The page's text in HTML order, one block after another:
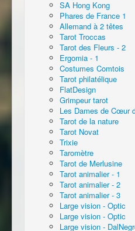
SA Hong Kong
Phares de France 1
Allemand à 2 têtes
Tarot Troccas
Tarot des Fleurs - 2
Ergomia - 1
Costumes Comtois
Tarot philatélique
FlatDesign
Grimpeur tarot
Les Dames de Cœur
Tarot de la nature
Tarot Novat
Trixie
Taromètre
Tarot de Merlusine
Tarot animalier - 1
Tarot animalier - 2
Tarot animalier - 3
Large vision - Optic
Large vision - Optic
Large vision -